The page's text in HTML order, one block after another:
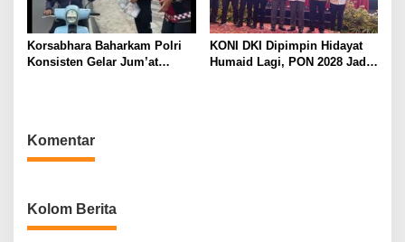
Korsabhara Baharkam Polri
Konsisten Gelar Jum’at
KONI DKI Dipimpin Hidayat
Humaid Lagi, PON 2028 Jadi
Komentar
Kolom Berita